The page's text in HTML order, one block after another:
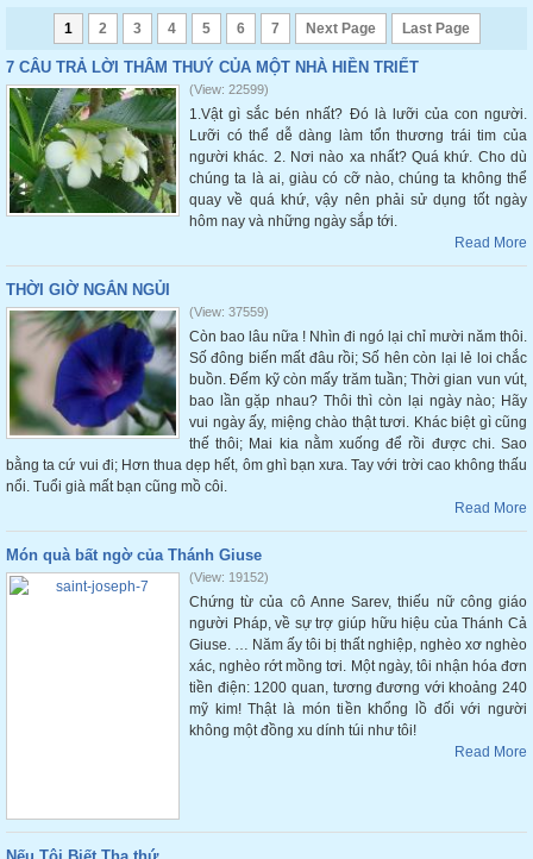
1 2 3 4 5 6 7 Next Page Last Page
7 CÂU TRẢ LỜI THÂM THUÝ CỦA MỘT NHÀ HIỀN TRIẾT
(View: 22599)
1.Vật gì sắc bén nhất? Đó là lưỡi của con người.
Lưỡi có thể dễ dàng làm tổn thương trái tim của
người khác. 2. Nơi nào xa nhất? Quá khứ. Cho dù
chúng ta là ai, giàu có cỡ nào, chúng ta không thể
quay về quá khứ, vậy nên phải sử dụng tốt ngày
hôm nay và những ngày sắp tới.
Read More
THỜI GIỜ NGẮN NGỦI
(View: 37559)
Còn bao lâu nữa ! Nhìn đi ngó lại chỉ mười năm thôi.
Số đông biến mất đâu rồi; Số hên còn lại lẻ loi chắc
buồn. Đếm kỹ còn mấy trăm tuần; Thời gian vun vút,
bao lần gặp nhau? Thôi thì còn lại ngày nào; Hãy
vui ngày ấy, miệng chào thật tươi. Khác biệt gì cũng
thế thôi; Mai kia nằm xuống để rồi được chi. Sao
bằng ta cứ vui đi; Hơn thua dẹp hết, ôm ghì bạn xưa. Tay với trời cao không thấu
nổi. Tuổi già mất bạn cũng mồ côi.
Read More
Món quà bất ngờ của Thánh Giuse
(View: 19152)
Chứng từ của cô Anne Sarev, thiếu nữ công giáo
người Pháp, về sự trợ giúp hữu hiệu của Thánh Cả
Giuse. … Năm ấy tôi bị thất nghiệp, nghèo xơ nghèo
xác, nghèo rớt mồng tơi. Một ngày, tôi nhận hóa đơn
tiền điện: 1200 quan, tương đương với khoảng 240
mỹ kim! Thật là món tiền khổng lồ đối với người
không một đồng xu dính túi như tôi!
Read More